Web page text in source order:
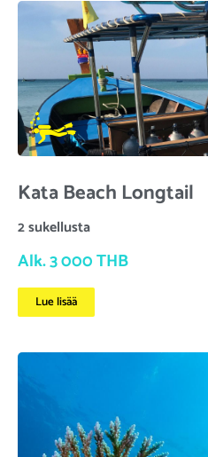
Kata Beach Longtail
2 sukellusta
Alk. 3 000 THB
Lue lisää